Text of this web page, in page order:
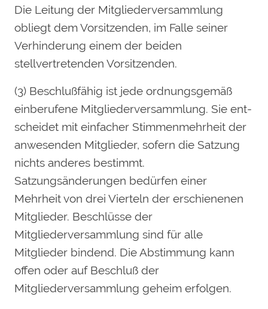
Die Leitung der Mitgliederversammlung
obliegt dem Vorsitzenden, im Falle seiner
Verhinderung einem der beiden
stellvertretenden Vorsitzenden.
(3) Beschlußfähig ist jede ordnungsgemäß
einberufene Mitgliederversammlung. Sie ent-
scheidet mit einfacher Stimmenmehrheit der
anwesenden Mitglieder, sofern die Satzung
nichts anderes bestimmt.
Satzungsänderungen bedürfen einer
Mehrheit von drei Vierteln der erschienenen
Mitglieder. Beschlüsse der
Mitgliederversammlung sind für alle
Mitglieder bindend. Die Abstimmung kann
offen oder auf Beschluß der
Mitgliederversammlung geheim erfolgen.